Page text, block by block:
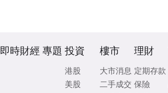
即時財經 專題 投資
港股
美股
樓市
大市消息
二手成交
理財
定期存款
保險